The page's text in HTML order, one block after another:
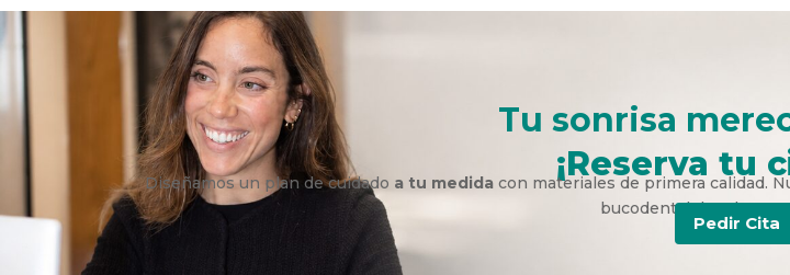
Tu sonrisa
¡Reserva tu
Diseñamos un plan de cuidado a tu medidacon materiales de primera calidad.
bucodental duradera y
Pedir Cita